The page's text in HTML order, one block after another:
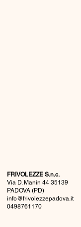
FRIVOLEZZE S.n.c.
Via D. Manin 44 35139
PADOVA (PD)
info@frivolezzepadova.it
0498761170